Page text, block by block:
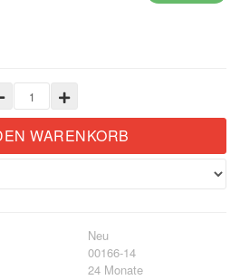
WARENKORB
Neu
00166-14
24 Monate